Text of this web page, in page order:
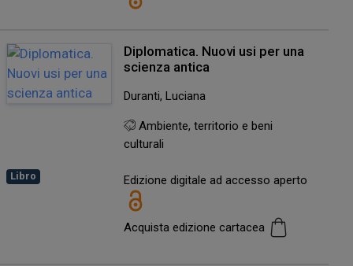
Libro
Diplomatica. Nuovi usi per una
scienza antica
Duranti, Luciana
Ambiente, territorio e beni
culturali
Edizione digitale ad accesso aperto
Acquista edizione cartacea